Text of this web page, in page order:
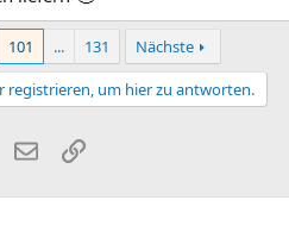
101 ... 131
Nächste
registrieren, um hier zu antworten.
E-MailLink